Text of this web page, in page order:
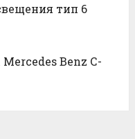
тип 6
Benz С-